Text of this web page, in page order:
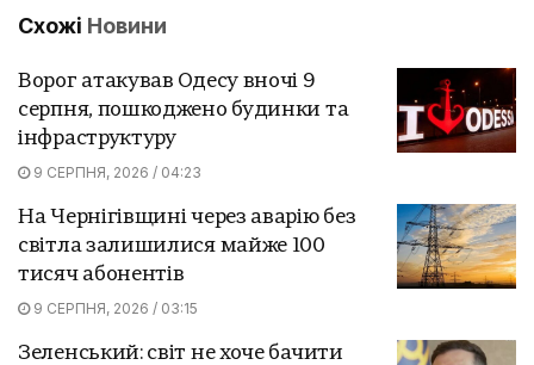
Схожі Новини
Ворог атакував Одесу вночі 9
серпня, пошкоджено будинки та
інфраструктуру
9 СЕРПНЯ, 2026 / 04:23
На Чернігівщині через аварію без
світла залишилися майже 100
тисяч абонентів
9 СЕРПНЯ, 2026 / 03:15
Зеленський: світ не хоче бачити